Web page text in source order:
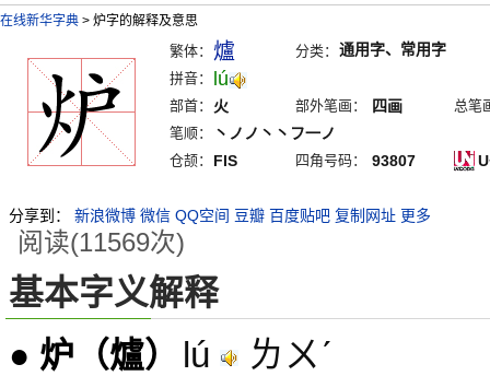
在线新华字典 > 炉字的解释及意思
繁体： 爐 分类： 通用字、常用字
拼音： lú
部首： 火 部外笔画： 四画
总笔
笔顺：
丶ノノ丶丶フ一ノ
仓颉： FIS 四角号码： 93807
分享到： 新浪微博 微信 QQ空间 豆瓣 百度贴吧 复制网址 更多
阅读(11569次)
基本字义解释
● 炉 （爐） lú ㄌㄨˊ